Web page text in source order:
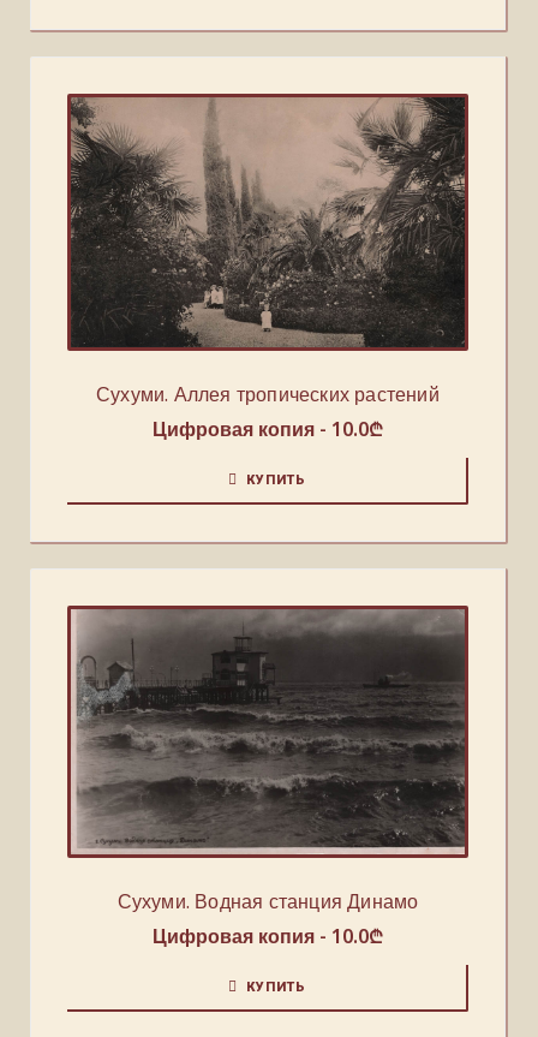
Сухуми. Аллея тропических растений
Цифровая копия - 10.0₾
КУПИТЬ
Сухуми. Водная станция Динамо
Цифровая копия - 10.0₾
КУПИТЬ